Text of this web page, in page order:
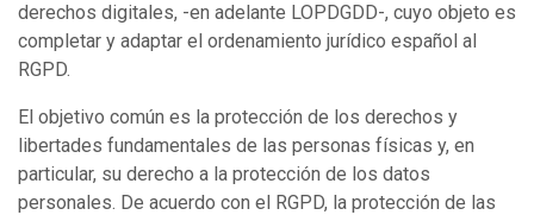
derechos digitales, -en adelante LOPDGDD-, cuyo objeto es
completar y adaptar el ordenamiento jurídico español al
RGPD.
El objetivo común es la protección de los derechos y
libertades fundamentales de las personas físicas y, en
particular, su derecho a la protección de los datos
personales. De acuerdo con el RGPD, la protección de las